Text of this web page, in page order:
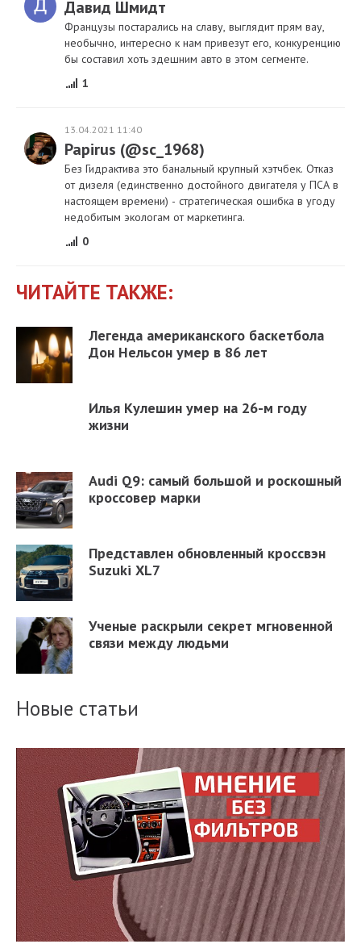
Давид Шмидт
Французы постарались на славу, выглядит прям вау,
необычно, интересно к нам привезут его, конкуренцию
бы составил хоть здешним авто в этом сегменте.
1
13.04.2021 11:40
Papirus (@sc_1968)
Без Гидрактива это банальный крупный хэтчбек. Отказ
от дизеля (единственно достойного двигателя у ПСА в
настоящем времени) - стратегическая ошибка в угоду
недобитым экологам от маркетинга.
0
ЧИТАЙТЕ ТАКЖЕ:
Легенда американского баскетбола
Дон Нельсон умер в 86 лет
Илья Кулешин умер на 26-м году
жизни
Audi Q9: самый большой и роскошный
кроссовер марки
Представлен обновленный кроссвэн
Suzuki XL7
Ученые раскрыли секрет мгновенной
связи между людьми
Новые статьи